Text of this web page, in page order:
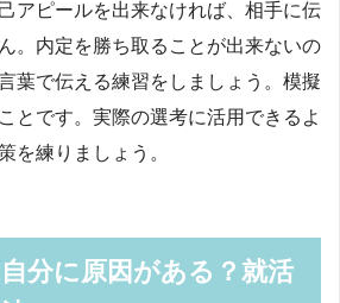
アピールを出来なければ、相手に伝
。内定を勝ち取ることが出来ないの
葉で伝える練習をしましょう。模擬
とです。実際の選考に活用できるよ
を練りましょう。
分に原因がある？就活